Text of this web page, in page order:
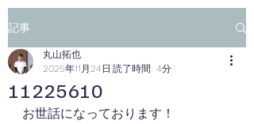
記事
11225610
丸山拓也
2025年11月24日 読了時間: 4分
お世話になっております！